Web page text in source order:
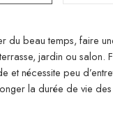
beau temps, faire
jardin ou
et nécessite peu
la durée de vie